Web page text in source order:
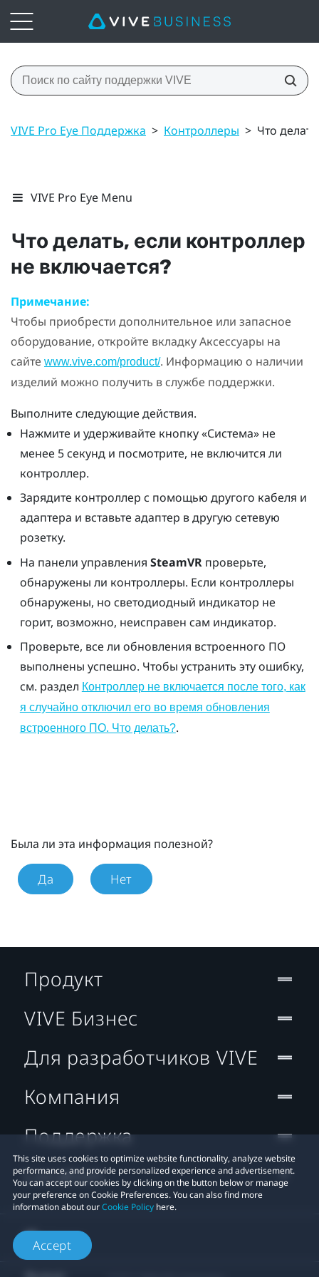
VIVE Pro Eye Поддержка > Контроллеры > Что
VIVE Pro Eye Menu
Что делать, если контроллер
не включается?
Примечание:
Чтобы приобрести дополнительное или запасное
оборудование, откройте вкладку Аксессуары на
сайте www.vive.com/product/. Информацию о наличии
изделий можно получить в службе поддержки.
Выполните следующие действия.
Нажмите и удерживайте кнопку «Система» не
менее 5 секунд и посмотрите, не включится ли
контроллер.
Зарядите контроллер с помощью другого кабеля и
адаптера и вставьте адаптер в другую сетевую
розетку.
На панели управления SteamVRпроверьте,
обнаружены ли контроллеры. Если контроллеры
обнаружены, но светодиодный индикатор не
горит, возможно, неисправен сам индикатор.
Проверьте, все ли обновления встроенного ПО
выполнены успешно. Чтобы устранить эту ошибку,
см. раздел Контроллер не включается после того, как
я случайно отключил его во время обновления
встроенного ПО. Что делать?.
Была ли эта информация полезной?
Да Нет
This site uses cookies to optimize website functionality, analyze website
performance, and provide personalized experience and advertisement.
You can accept our cookies by clicking on the button below or manage
your preference on Cookie Preferences. You can also find more
information about ourCookie Policy here.
Accept
Продукт
VIVE Бизнес
Для разработчиков VIVE
Компания
Поддержка
Location